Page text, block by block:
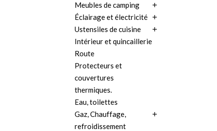
Meubles de camping
Éclairage et électricité
Ustensiles de cuisine
Intérieur et quincaillerie
Route
Protecteurs et
couvertures
thermiques.
Eau, toilettes
Gaz, Chauffage,
refroidissement